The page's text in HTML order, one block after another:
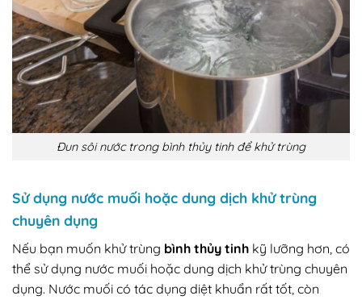
Đun sôi nước trong bình thủy tinh để khử trùng
Sử dụng nước muối hoặc dung dịch khử trùng
chuyên dụng
Nếu bạn muốn khử trùng bình thủy tinh kỹ lưỡng hơn, có
thể sử dụng nước muối hoặc dung dịch khử trùng chuyên
dụng. Nước muối có tác dụng diệt khuẩn rất tốt, còn